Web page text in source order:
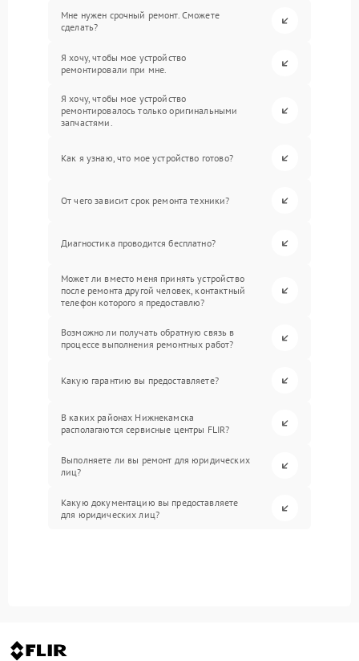
Мне нужен срочный ремонт. Сможете
сделать?
Я хочу, чтобы мое устройство
ремонтировали при мне.
Я хочу, чтобы мое устройство
ремонтировалось только оригинальными
запчастями.
Как я узнаю, что мое устройство готово?
От чего зависит срок ремонта техники?
Диагностика проводится бесплатно?
Может ли вместо меня принять устройство
после ремонта другой человек, контактный
телефон которого я предоставлю?
Возможно ли получать обратную связь в
процессе выполнения ремонтных работ?
Какую гарантию вы предоставляете?
В каких районах Нижнекамска
располагаются сервисные центры FLIR?
Выполняете ли вы ремонт для юридических
лиц?
Какую документацию вы предоставляете
для юридических лиц?